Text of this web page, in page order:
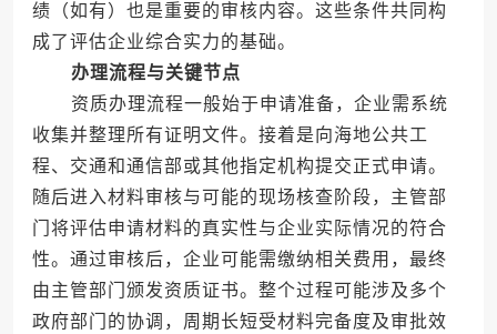
绩（如有）也是重要的审核内容。这些条件共同构
成了评估企业综合实力的基础。
办理流程与关键节点
资质办理流程一般始于申请准备，企业需系统
收集并整理所有证明文件。接着是向海地公共工
程、交通和通信部或其他指定机构提交正式申请。
随后进入材料审核与可能的现场核查阶段，主管部
门将评估申请材料的真实性与企业实际情况的符合
性。通过审核后，企业可能需缴纳相关费用，最终
由主管部门颁发资质证书。整个过程可能涉及多个
政府部门的协调，周期长短受材料完备度及审批效